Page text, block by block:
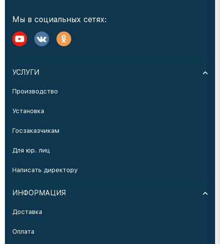
Мы в социальных сетях:
УСЛУГИ
Производство
Установка
Госзаказчикам
Для юр. лиц
Написать директору
ИНФОРМАЦИЯ
Доставка
Оплата